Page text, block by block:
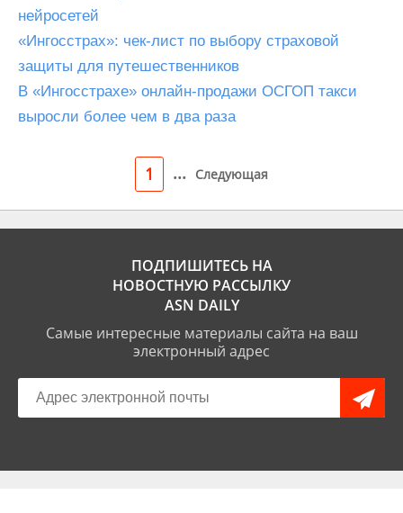
нейросетей
«Ингосстрах»: чек-лист по выбору страховой
защиты для путешественников
В «Ингосстрахе» онлайн-продажи ОСГОП такси
выросли более чем в два раза
1 ... Следующая
ПОДПИШИТЕСЬ НА
НОВОСТНУЮ РАССЫЛКУ
ASN DAILY
Самые интересные материалы сайта на ваш
электронный адрес